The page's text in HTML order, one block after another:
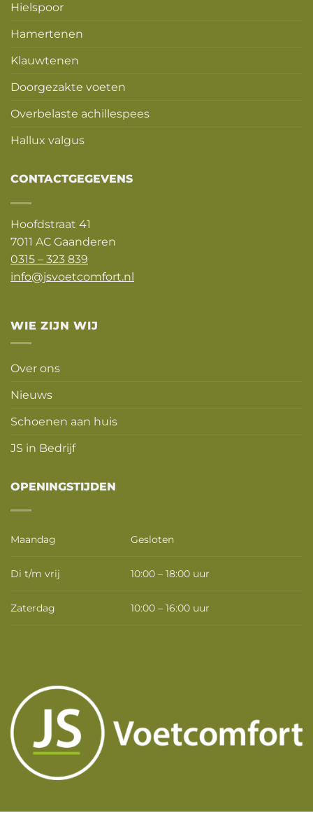
Hielspoor
Hamertenen
Klauwtenen
Doorgezakte voeten
Overbelaste achillespees
Hallux valgus
CONTACTGEGEVENS
Hoofdstraat 41
7011 AC Gaanderen
0315 – 323 839
info@jsvoetcomfort.nl
WIE ZIJN WIJ
Over ons
Nieuws
Schoenen aan huis
JS in Bedrijf
OPENINGSTIJDEN
Maandag Gesloten
Di t/m vrij 10:00 – 18:00 uur
Zaterdag 10:00 – 16:00 uur